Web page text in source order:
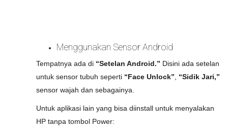
Menggunakan Sensor Android
Tempatnya ada di “Setelan Android.” Disini ada setelan
untuk sensor tubuh seperti “Face Unlock”
“Sidik Jari,”
sensor wajah dan sebagainya.
Untuk aplikasi lain yang bisa diinstall untuk menyalakan
HP tanpa tombol Power: